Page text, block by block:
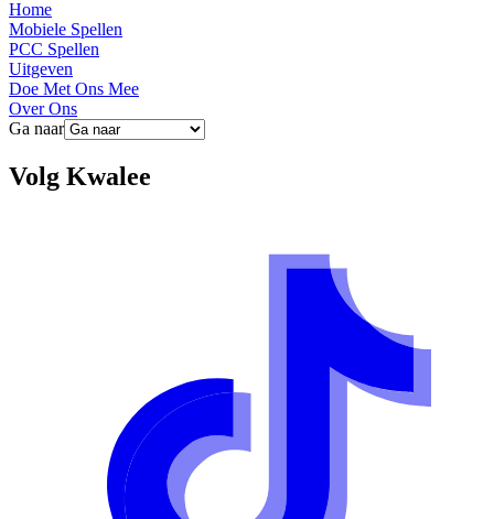
Home
Mobiele Spellen
PCC Spellen
Uitgeven
Doe Met Ons Mee
Over Ons
Ga naar
Volg Kwalee